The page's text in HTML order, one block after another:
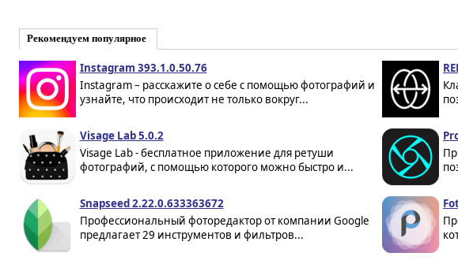
Рекомендуем популярное
Instagram 393.1.0.50.76
Instagram – расскажите о себе с помощью фотографий и
узнайте, что происходит не только вокруг...
Visage Lab 5.0.2
Visage Lab - бесплатное приложение для ретуши
фотографий, с помощью которого можно быстро и...
Snapseed 2.22.0.633363672
Профессиональный фоторедактор от компании Google
предлагает 29 инструментов и фильтров...